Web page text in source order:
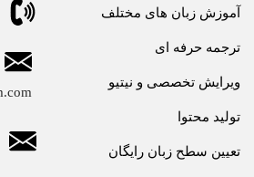
آموزش زبان های مختلف
ترجمه حرفه ای
ویرایش تخصصی و نیتیو
تولید محتوا
تعیین سطح زبان رایگان